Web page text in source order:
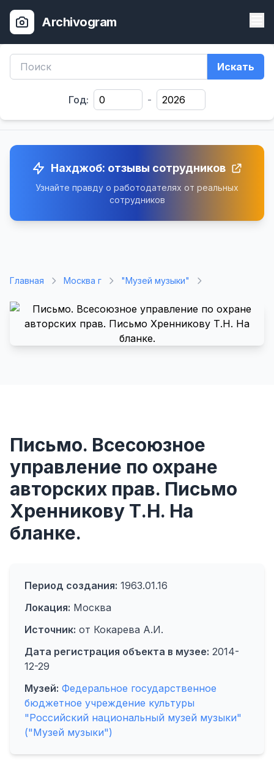
Archivogram
Искать
Год: -
Нахджоб: отзывы сотрудников
Узнайте правду о работодателях от реальных
сотрудников
Главная Москва г "Музей музыки"
Письмо. Всесоюзное
управление по охране
авторских прав. Письмо
Хренникову Т.Н. На
бланке.
Период создания: 1963.01.16
Локация: Москва
Источник: от Кокарева А.И.
Дата регистрация объекта в музее: 2014-
12-29
Музей: Федеральное государственное
бюджетное учреждение культуры
"Российский национальный музей музыки"
("Музей музыки")